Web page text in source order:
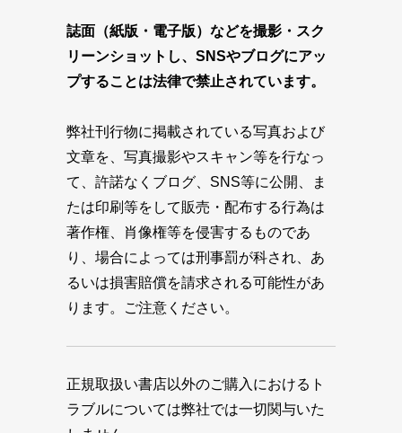
誌面（紙版・電子版）などを撮影・スク
リーンショットし、SNSやブログにアッ
プすることは法律で禁止されています。
弊社刊行物に掲載されている写真および
文章を、写真撮影やスキャン等を行なっ
て、許諾なくブログ、SNS等に公開、ま
たは印刷等をして販売・配布する行為は
著作権、肖像権等を侵害するものであ
り、場合によっては刑事罰が科され、あ
るいは損害賠償を請求される可能性があ
ります。ご注意ください。
正規取扱い書店以外のご購入におけるト
ラブルについては弊社では一切関与いた